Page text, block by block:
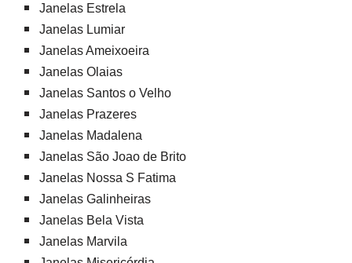
Janelas Estrela
Janelas Lumiar
Janelas Ameixoeira
Janelas Olaias
Janelas Santos o Velho
Janelas Prazeres
Janelas Madalena
Janelas São Joao de Brito
Janelas Nossa S Fatima
Janelas Galinheiras
Janelas Bela Vista
Janelas Marvila